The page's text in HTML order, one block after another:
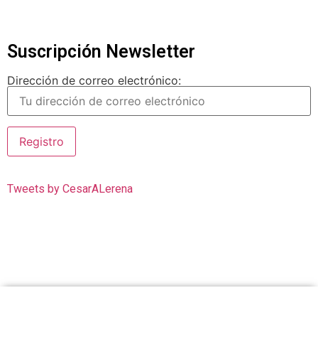
Suscripción Newsletter
Dirección de correo electrónico:
Tweets by CesarALerena